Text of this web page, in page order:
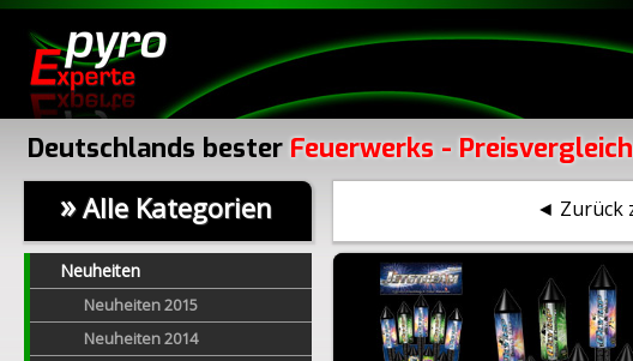
Deutschlands bester Feuerwerks - Preisvergleich
»Alle Kategorien
Neuheiten
Neuheiten 2015
Neuheiten 2014
◄ Zurück